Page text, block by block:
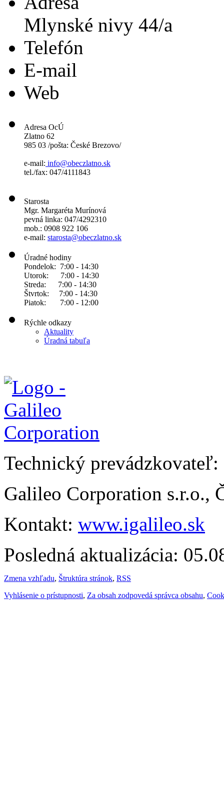
Mlynské nivy 44/a
Telefón
E-mail
Web
Adresa OcÚ
Zlatno 62
985 03 /pošta: České Brezovo/
e-mail: info@obeczlatno.sk
tel./fax: 047/4111843
Starosta
Mgr. Margaréta Murínová
pevná linka: 047/4292310
mob.: 0908 922 106
e-mail: starosta@obeczlatno.sk
Úradné hodiny
Pondelok: 7:00 - 14:30
Utorok: 7:00 - 14:30
Streda: 7:00 - 14:30
Štvrtok: 7:00 - 14:30
Piatok: 7:00 - 12:00
Rýchle odkazy
Aktuality
Úradná tabuľa
Technický prevádzkovateľ:
Galileo Corporation s.r.o.,
Kontakt: www.igalileo.sk
Posledná aktualizácia:
Zmena vzhľadu, Štruktúra stránok, RSS
Vyhlásenie o prístupnosti, Za obsah zodpovedá správca obsahu,